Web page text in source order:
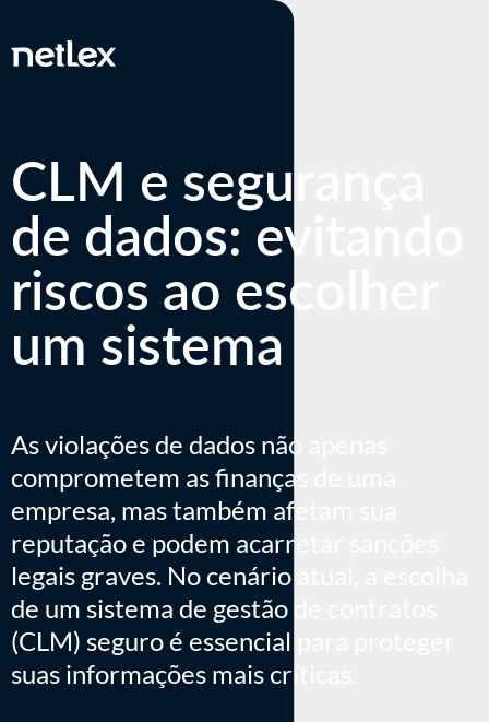
CLM e segurança
de dados: evitando
riscos ao escolher
um sistema
As violações de dados não apenas
comprometem as finanças de uma
empresa, mas também afetam sua
reputação e podem acarretar sanções
legais graves. No cenário atual, a escolha
de um sistema de gestão de contratos
(CLM) seguro é essencial para proteger
suas informações mais críticas.